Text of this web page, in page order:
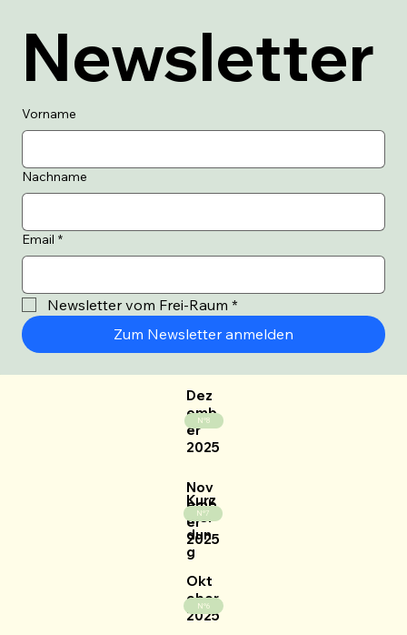
Newsletter
Vorname
Nachname
Email *
Newsletter vom Frei-Raum *
Zum Newsletter anmelden
Dez
emb
er
2025
N°8
Nov
emb
er
2025
Kurz
mel
dun
g
N°7
Okt
ober
2025
N°6